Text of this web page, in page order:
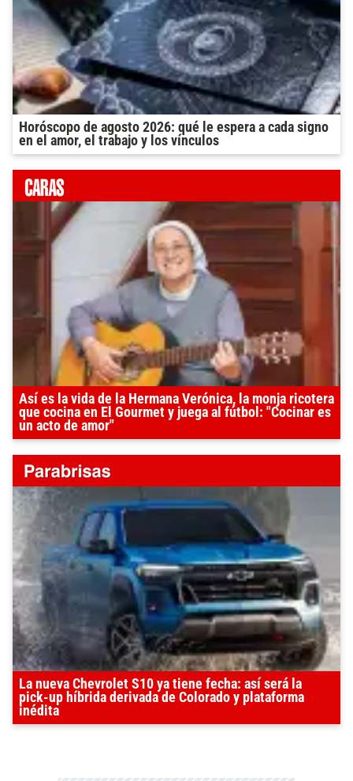
Horóscopo de agosto 2026: qué le espera a cada signo
en el amor, el trabajo y los vínculos
Así es la vida de la Hermana Verónica, la monja ricotera
que cocina en El Gourmet y juega al fútbol: "Cocinar es
un acto de amor"
La nueva Chevrolet S10 ya tiene fecha: así será la
pick-up híbrida derivada de Colorado y plataforma
inédita